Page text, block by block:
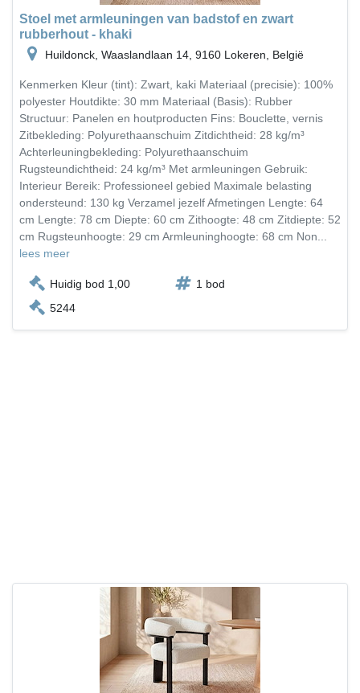
Stoel met armleuningen van badstof en zwart
rubberhout - khaki
Huildonck, Waaslandlaan 14, 9160 Lokeren, België
Kenmerken Kleur (tint): Zwart, kaki Materiaal (precisie): 100%
polyester Houtdikte: 30 mm Materiaal (Basis): Rubber
Structuur: Panelen en houtproducten Fins: Bouclette, vernis
Zitbekleding: Polyurethaanschuim Zitdichtheid: 28 kg/m³
Achterleuningbekleding: Polyurethaanschuim
Rugsteundichtheid: 24 kg/m³ Met armleuningen Gebruik:
Interieur Bereik: Professioneel gebied Maximale belasting
ondersteund: 130 kg Verzamel jezelf Afmetingen Lengte: 64
cm Lengte: 78 cm Diepte: 60 cm Zithoogte: 48 cm Zitdiepte: 52
cm Rugsteunhoogte: 29 cm Armleuninghoogte: 68 cm Non...
lees meer
Huidig bod 1,00
1 bod
5244